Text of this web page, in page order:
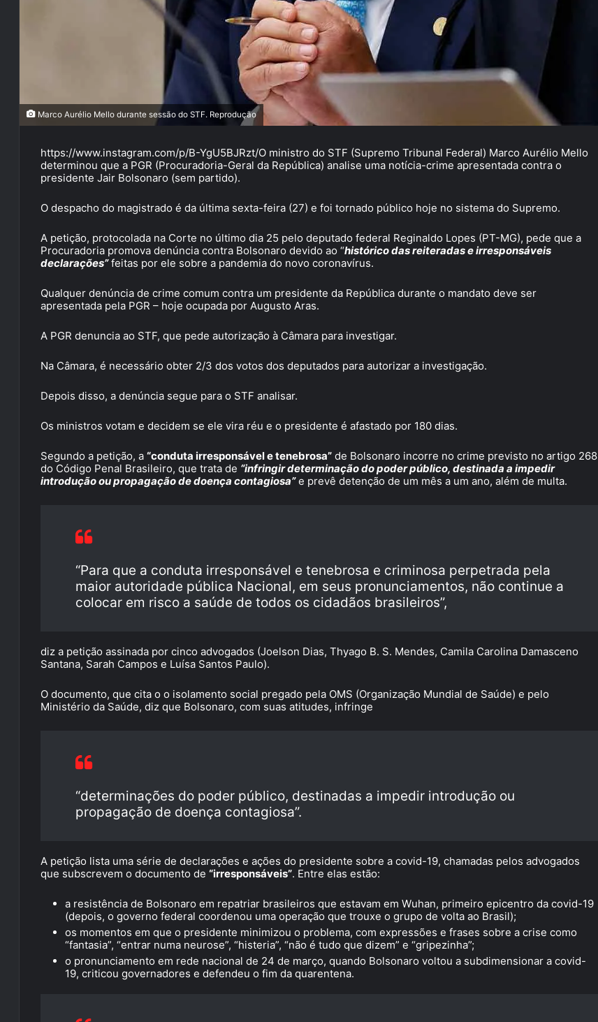
Marco Aurélio Mello durante sessão do STF. Reprodução
https://www.instagram.com/p/B-YgU5BJRzt/O ministro do STF (Supremo Tribunal Federal) Marco Aurélio Mello
determinou que a PGR (Procuradoria-Geral da República) analise uma notícia-crime apresentada contra o
presidente Jair Bolsonaro (sem partido).
O despacho do magistrado é da última sexta-feira (27) e foi tornado público hoje no sistema do Supremo.
A petição, protocolada na Corte no último dia 25 pelo deputado federal Reginaldo Lopes (PT-MG), pede que a
Procuradoria promova denúncia contra Bolsonaro devido ao “histórico das reiteradas e irresponsáveis
declarações” feitas por ele sobre a pandemia do novo coronavírus.
Qualquer denúncia de crime comum contra um presidente da República durante o mandato deve ser
apresentada pela PGR – hoje ocupada por Augusto Aras.
A PGR denuncia ao STF, que pede autorização à Câmara para investigar.
Na Câmara, é necessário obter 2/3 dos votos dos deputados para autorizar a investigação.
Depois disso, a denúncia segue para o STF analisar.
Os ministros votam e decidem se ele vira réu e o presidente é afastado por 180 dias.
Segundo a petição, a “conduta irresponsável e tenebrosa” de Bolsonaro incorre no crime previsto no artigo 268
do Código Penal Brasileiro, que trata de “infringir determinação do poder público, destinada a impedir
introdução ou propagação de doença contagiosa”e prevê detenção de um mês a um ano, além de multa.
“Para que a conduta irresponsável e tenebrosa e criminosa perpetrada pela
maior autoridade pública Nacional, em seus pronunciamentos, não continue a
colocar em risco a saúde de todos os cidadãos brasileiros”,
diz a petição assinada por cinco advogados (Joelson Dias, Thyago B. S. Mendes, Camila Carolina Damasceno
Santana, Sarah Campos e Luísa Santos Paulo).
O documento, que cita o o isolamento social pregado pela OMS (Organização Mundial de Saúde) e pelo
Ministério da Saúde, diz que Bolsonaro, com suas atitudes, infringe
“determinações do poder público, destinadas a impedir introdução ou
propagação de doença contagiosa”.
A petição lista uma série de declarações e ações do presidente sobre a covid-19, chamadas pelos advogados
que subscrevem o documento de “irresponsáveis”. Entre elas estão:
a resistência de Bolsonaro em repatriar brasileiros que estavam em Wuhan, primeiro epicentro da covid-19
(depois, o governo federal coordenou uma operação que trouxe o grupo de volta ao Brasil);
os momentos em que o presidente minimizou o problema, com expressões e frases sobre a crise como
“fantasia”, “entrar numa neurose”, “histeria”, “não é tudo que dizem” e “gripezinha”;
o pronunciamento em rede nacional de 24 de março, quando Bolsonaro voltou a subdimensionar a covid-
19, criticou governadores e defendeu o fim da quarentena.